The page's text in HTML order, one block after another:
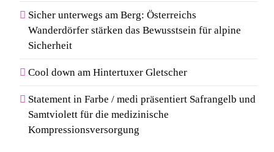
Kosmetik und Düfte online
kaufen: Die beliebtesten Shops
8
Von Mallorca bis Mykonos:
Der Style-Guide für
Südeuropas Top-Destinationen
Sicher unterwegs am Berg: Österreichs
Wanderdörfer stärken das Bewusstsein für alpine
Sicherheit
Cool down am Hintertuxer Gletscher
Statement in Farbe / medi präsentiert Safrangelb und
Samtviolett für die medizinische
Kompressionsversorgung